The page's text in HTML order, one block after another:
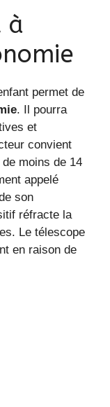
à
permet de
. Il pourra
et
convient
moins de 14
appelé
son
réfracte la
Le télescope
en raison de